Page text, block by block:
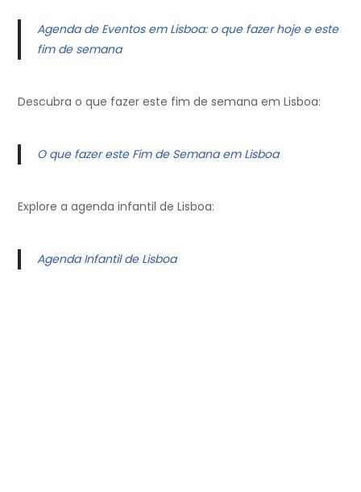
Agenda de Eventos em Lisboa: o que fazer hoje e este
fim de semana
Descubra o que fazer este fim de semana em Lisboa:
O que fazer este Fim de Semana em Lisboa
Explore a agenda infantil de Lisboa:
Agenda Infantil de Lisboa